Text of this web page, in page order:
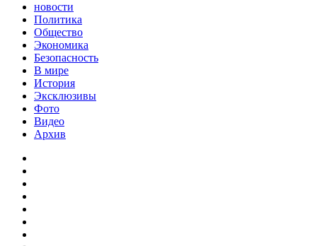
новости
Политика
Общество
Экономика
Безопасность
В мире
История
Эксклюзивы
Фото
Видео
Архив